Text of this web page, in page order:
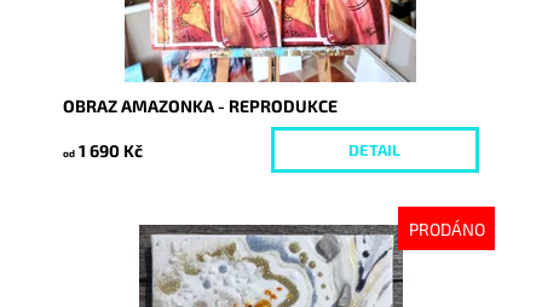
OBRAZ AMAZONKA - REPRODUKCE
od 1 690 Kč DETAIL
PRODÁNO
Dostupnost:
Vyprodáno
7329